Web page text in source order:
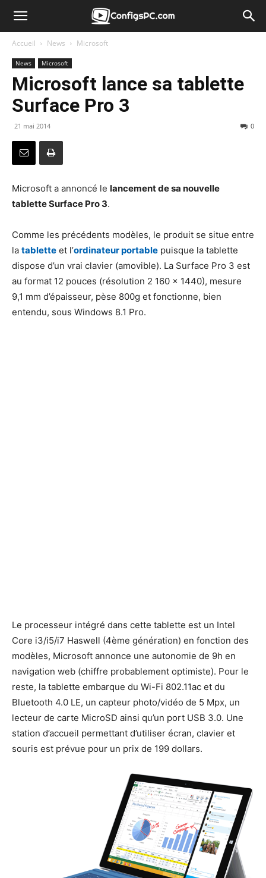
Accueil News Microsoft
News Microsoft
Microsoft lance sa tablette
Surface Pro 3
21 mai 2014 0
Microsoft a annoncé le lancement de sa nouvelle
tablette Surface Pro 3.
Comme les précédents modèles, le produit se situe entre
la tablette et l’ordinateur portable puisque la tablette
dispose d’un vrai clavier (amovible). La Surface Pro 3 est
au format 12 pouces (résolution 2 160 x 1440), mesure
9,1 mm d’épaisseur, pèse 800g et fonctionne, bien
entendu, sous Windows 8.1 Pro.
Le processeur intégré dans cette tablette est un Intel
Core i3/i5/i7 Haswell (4ème génération) en fonction des
modèles, Microsoft annonce une autonomie de 9h en
navigation web (chiffre probablement optimiste). Pour le
reste, la tablette embarque du Wi-Fi 802.11ac et du
Bluetooth 4.0 LE, un capteur photo/vidéo de 5 Mpx, un
lecteur de carte MicroSD ainsi qu’un port USB 3.0. Une
station d’accueil permettant d’utiliser écran, clavier et
souris est prévue pour un prix de 199 dollars.